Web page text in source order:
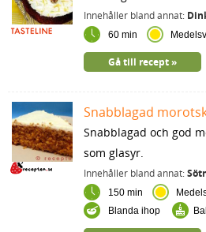
Innehåller bland annat:
60 min
Gå till recept
Snabblagad
Snabblagad och god
som glasyr.
Innehåller bland annat:
150 min
Blanda ihop